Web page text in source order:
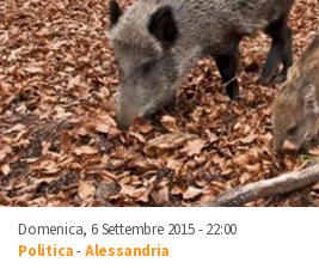
Domenica, 6 Settembre 2015 - 22:00
Politica-Alessandria